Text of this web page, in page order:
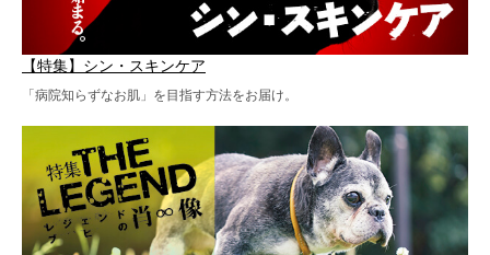
【特集】シン・スキンケア
「病院知らずなお肌」を目指す方法をお届け。